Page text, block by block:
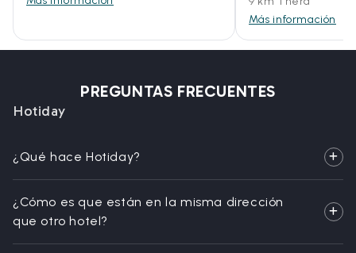
Más información
PREGUNTAS FRECUENTES
Hotiday
¿Qué hace Hotiday?
¿Cómo es que están en la misma dirección
que otro hotel?